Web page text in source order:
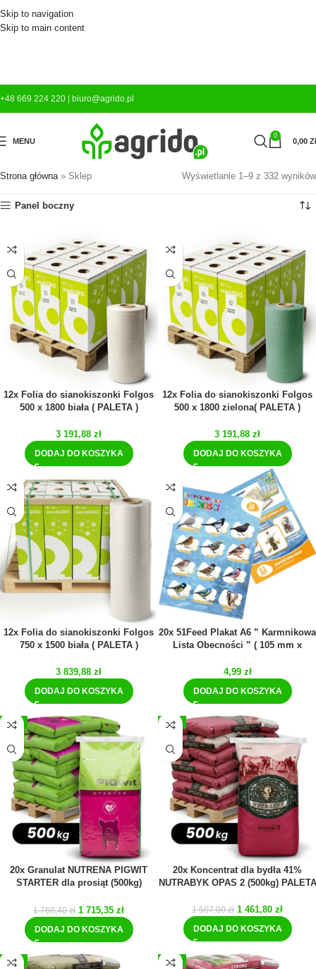
Skip to navigation
Skip to main content
+48 669 224 220 biuro@agrido.pl
MENU
0
0,00
Strona główna» Sklep Wyświetlanie 1–9 z 332 wyników
Panel boczny
12x Folia do sianokiszonki Folgos
500 x 1800 biała ( PALETA )
3 191,88 zł
DODAJ DO KOSZYKA
12x Folia do sianokiszonki Folgos
500 x 1800 zielona( PALETA )
3 191,88 zł
DODAJ DO KOSZYKA
12x Folia do sianokiszonki Folgos
750 x 1500 biała ( PALETA )
3 839,88 zł
DODAJ DO KOSZYKA
20x 51Feed Plakat A6 ” Karmnikowa
Lista Obecności ” ( 105 mm x
4,99 zł
DODAJ DO KOSZYKA
-3%
20x Granulat NUTRENA PIGWIT
STARTER dla prosiąt (500kg)
1 768,40zł 1 715,35 zł
DODAJ DO KOSZYKA
-3%
20x Koncentrat dla bydła 41%
NUTRABYK OPAS 2 (500kg) PALETA
1 507,00zł 1 461,80 zł
DODAJ DO KOSZYKA
-3% -3%